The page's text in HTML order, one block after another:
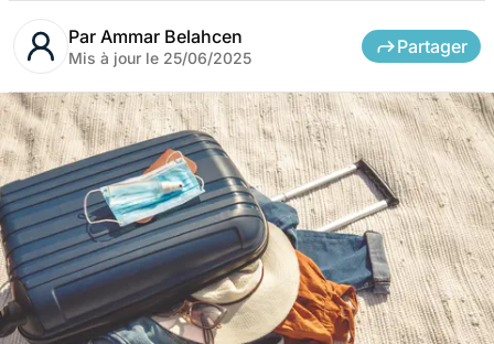
Par Ammar Belahcen
Mis à jour le 25/06/2025
Partager